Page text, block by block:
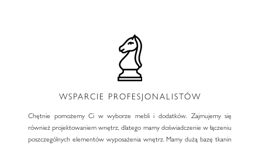
WSPARCIE PROFESJONALISTÓW
Chętnie pomożemy Ci w wyborze mebli i dodatków. Zajmujemy się
również projektowaniem wnętrz, dlatego mamy doświadczenie w łączeniu
poszczególnych elementów wyposażenia wnętrz. Mamy dużą bazę tkanin